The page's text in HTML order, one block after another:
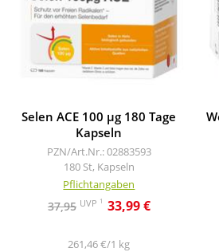
Selen ACE 100 µg 180 Tage
Kapseln
PZN/Art.Nr.: 02883593
180 St, Kapseln
Pflichtangaben
37,95 UVP 1 33,99 €
261,46 €/1 kg